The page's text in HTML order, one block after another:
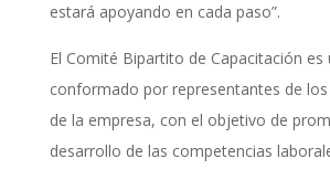
estará apoyando en cada paso”.
El Comité Bipartito de Capacitación
conformado por representantes de
de la empresa, con el objetivo de
desarrollo de las competencias